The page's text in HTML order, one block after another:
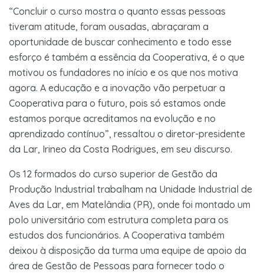
“Concluir o curso mostra o quanto essas pessoas
tiveram atitude, foram ousadas, abraçaram a
oportunidade de buscar conhecimento e todo esse
esforço é também a essência da Cooperativa, é o que
motivou os fundadores no início e os que nos motiva
agora. A educação e a inovação vão perpetuar a
Cooperativa para o futuro, pois só estamos onde
estamos porque acreditamos na evolução e no
aprendizado contínuo”, ressaltou o diretor-presidente
da Lar, Irineo da Costa Rodrigues, em seu discurso.
Os 12 formados do curso superior de Gestão da
Produção Industrial trabalham na Unidade Industrial de
Aves da Lar, em Matelândia (PR), onde foi montado um
polo universitário com estrutura completa para os
estudos dos funcionários. A Cooperativa também
deixou à disposição da turma uma equipe de apoio da
área de Gestão de Pessoas para fornecer todo o